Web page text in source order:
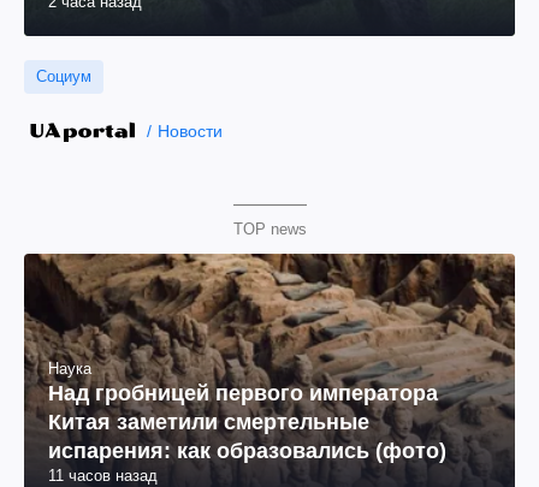
Социум
Новости
TOP news
Наука
Над гробницей первого императора
Китая заметили смертельные
испарения: как образовались (фото)
11 часов назад